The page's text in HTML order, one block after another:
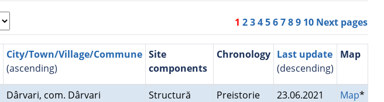
123456789 10 Next pages
City/Town/Village/Commune
(ascending)
Site
components
Chronology Last update
(descending)
Map
Dârvari, com. Dârvari
Structură
Preistorie
23.06.2021
Map*